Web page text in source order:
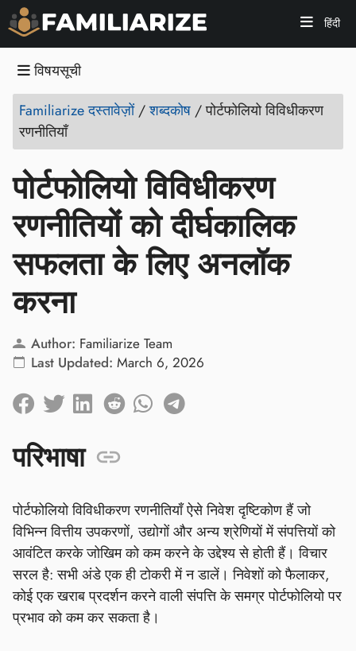
हिंदी
विषयसूची
Familiarize दस्तावेज़ों/शब्दकोष /पोर्टफोलियो विविधीकरण
रणनीतियाँ
पोर्टफोलियो विविधीकरण
रणनीतियों को दीर्घकालिक
सफलता के लिए अनलॉक
करना
Author: Familiarize Team
Last Updated: March 6, 2026
परिभाषा
पोर्टफोलियो विविधीकरण रणनीतियाँ ऐसे निवेश दृष्टिकोण हैं जो
विभिन्न वित्तीय उपकरणों, उद्योगों और अन्य श्रेणियों में संपत्तियों को
आवंटित करके जोखिम को कम करने के उद्देश्य से होती हैं। विचार
सरल है: सभी अंडे एक ही टोकरी में न डालें। निवेशों को फैलाकर,
कोई एक खराब प्रदर्शन करने वाली संपत्ति के समग्र पोर्टफोलियो पर
प्रभाव को कम कर सकता है।